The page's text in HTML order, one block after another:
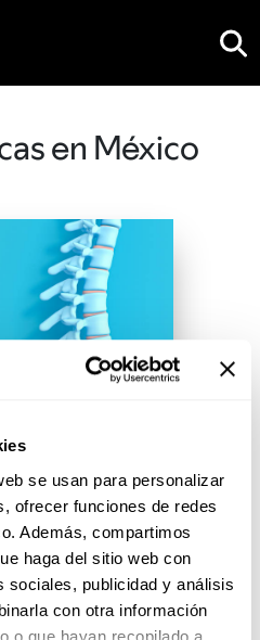
se usan para personalizar
ofrecer funciones de redes
Además, compartimos
haga del sitio web con
sociales, publicidad y análisis
con otra información
o que hayan recopilado a
en México
W con tu
un servicio al
resolviendo